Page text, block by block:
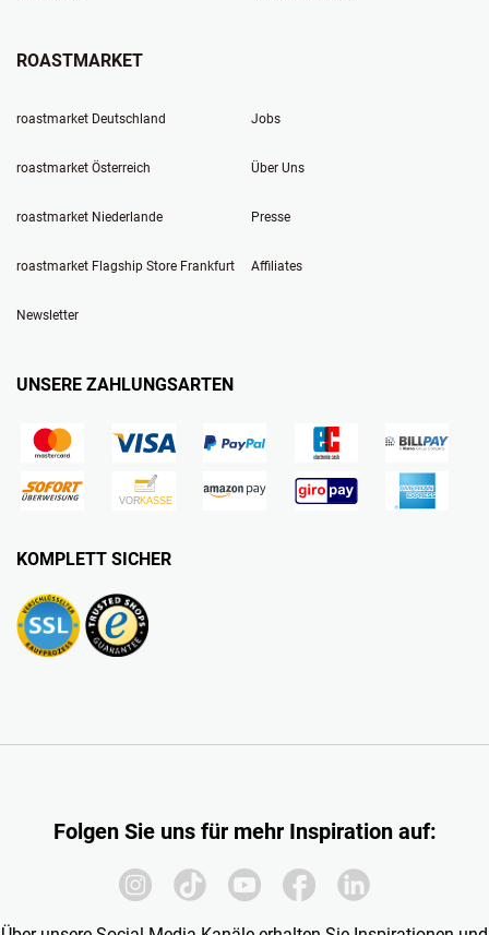
ROASTMARKET
roastmarket Deutschland
roastmarket Österreich
roastmarket Niederlande
roastmarket Flagship Store Frankfurt
Newsletter
Jobs
Über Uns
Presse
Affiliates
UNSERE ZAHLUNGSARTEN
KOMPLETT SICHER
Folgen Sie uns für mehr Inspiration auf: